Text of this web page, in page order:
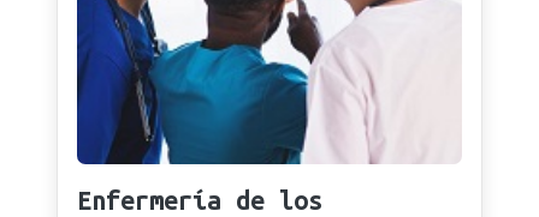
Enfermería de los